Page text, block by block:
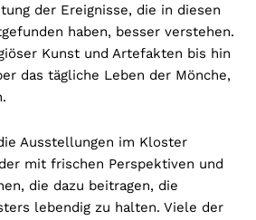
der Ereignisse, die in diesen
haben, besser verstehen.
Kunst und Artefakten bis hin
das tägliche Leben der Mönche,
Ausstellungen im Kloster
mit frischen Perspektiven und
die dazu beitragen, die
lebendig zu halten. Viele der